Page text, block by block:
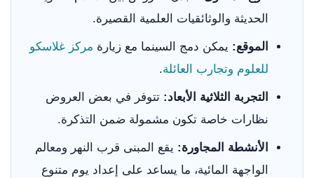
الحديثة والوثائقيات العلمية القصيرة.
الموقع: يمكن دمج السينما مع زيارة مركز غلاسكو
للعلوم وتجارب العائلة.
التجربة الثلاثية الأبعاد: تتوفر في بعض العروض
نظارات خاصة تكون مشمولة ضمن التذكرة.
الأنشطة المجاورة: يقع المبنى قرب النهر ومعالم
الواجهة المائية، ما يساعد على إعداد يوم متنوع